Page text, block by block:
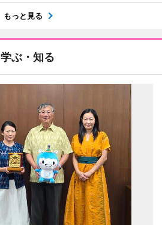
もっと見る
学ぶ・知る